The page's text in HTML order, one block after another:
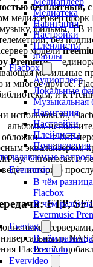
Медиатека
Навигация
Настройки
Плейлисты
Файлы
Flacbox
Аудиоплеер
Локальные
Музыкальная
Навигация
Настройки
Плейлисты
Подключения
задаваемые
Evermusic
В чём
Flacbox
В чём
Evermusic
Evertag
В чём
Premium
Evervideo
бесплатный,
медиасервер
фильмы, ТВ и
без
модели
Premiere—
мобильные
многое другое.
и к
использовали,
— с бит-
эквалайзером,
Chromecast и
историю
FTP,
NAS
Flacbox 7.4